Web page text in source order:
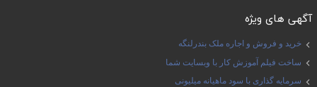
آگهی های ویژه
خرید و فروش و اجاره ملک بندرلنگه
ساخت فیلم آموزش کار با وبسایت شما
سرمایه گذاری با سود ماهیانه میلیونی